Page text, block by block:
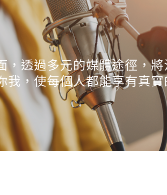
，透過多元的媒體途徑，
，使每個人都能享有真實